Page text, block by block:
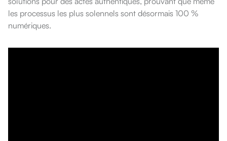
les processus les plus solennels sont désormais 100 %
numériques.